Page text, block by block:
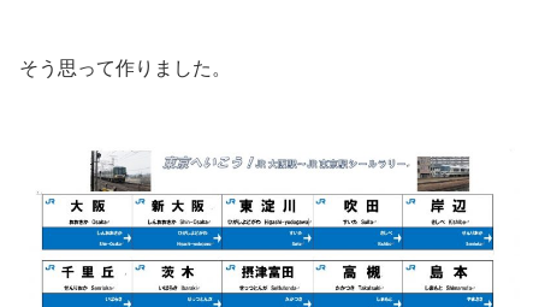
そう思って作りました。